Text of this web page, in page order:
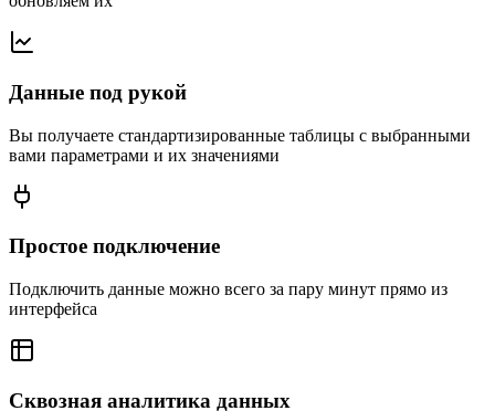
Данные под рукой
Вы получаете стандартизированные таблицы с выбранными
вами параметрами и их значениями
Простое подключение
Подключить данные можно всего за пару минут прямо из
интерфейса
Сквозная аналитика данных